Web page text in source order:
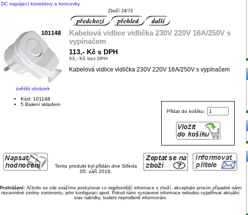
DC napájecí konektory a koncovky
Zboží 24/73
zvětšit obrázek
Kabelová vidlice vidlička 230V 220V 16A/250V s
vypínačem
113,- Kč s DPH
93,- Kč bez DPH
Kabelová vidlice vidlička 230V 220V 16A/250V s vypínačem
Přidat do košíku:
Kód: 101148
5 Balení skladem
Tento produkt byl přidán dne Středa
05. září 2018.
Prohlášení:Ačkoliv se zde snažíme poskytovat co nejpřesnější informace o zboží, akceptujte prosím případné námi
nezaviněné změny sortimentu, jeho konfiguraci apod. Pokud námi vystavené informace nebudou vyjadřovat aktuální
stav nabídky, budete neprodleně informováni.